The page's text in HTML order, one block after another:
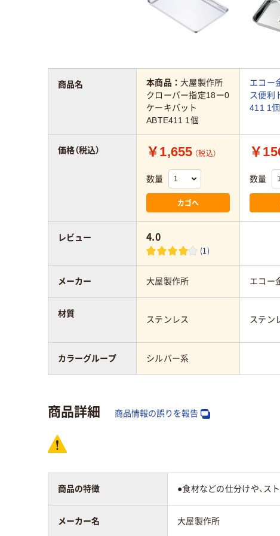
本商品： 大屋製作所
クローバー指定18ー0
ケーキバット
ABTE411 1個
エコー
ス便利
411 1個
￥1,655 （税込）
数量
カゴへ
￥
数量
4.0
(1)
大屋製作所 エコー
ステンレス ステン
シルバー系
商品名
価格（税込）
レビュー
メーカー
材質
カラーグループ
商品詳細 商品情報の誤りを報告
商品の特徴 ●食材などの仕分けや、ス
メーカー名 大屋製作所